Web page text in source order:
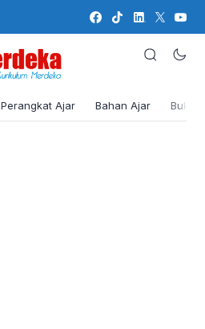
Perangkat Ajar Bahan Ajar Buku